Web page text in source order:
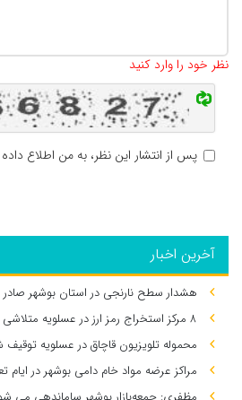
نظر خود را وارد کنید
پس از انتشار این نظر، به من اطلاع
آخرین اخبار
هشدار سطح نارنجی در استان بوشهر
۸ مرکز استخراج رمز ارز در عسلویه متلاشی شد
محموله تلویزیون قاچاق در عسلویه توقیف
مراکز عرضه مواد خام دامی بوشهر در ایام